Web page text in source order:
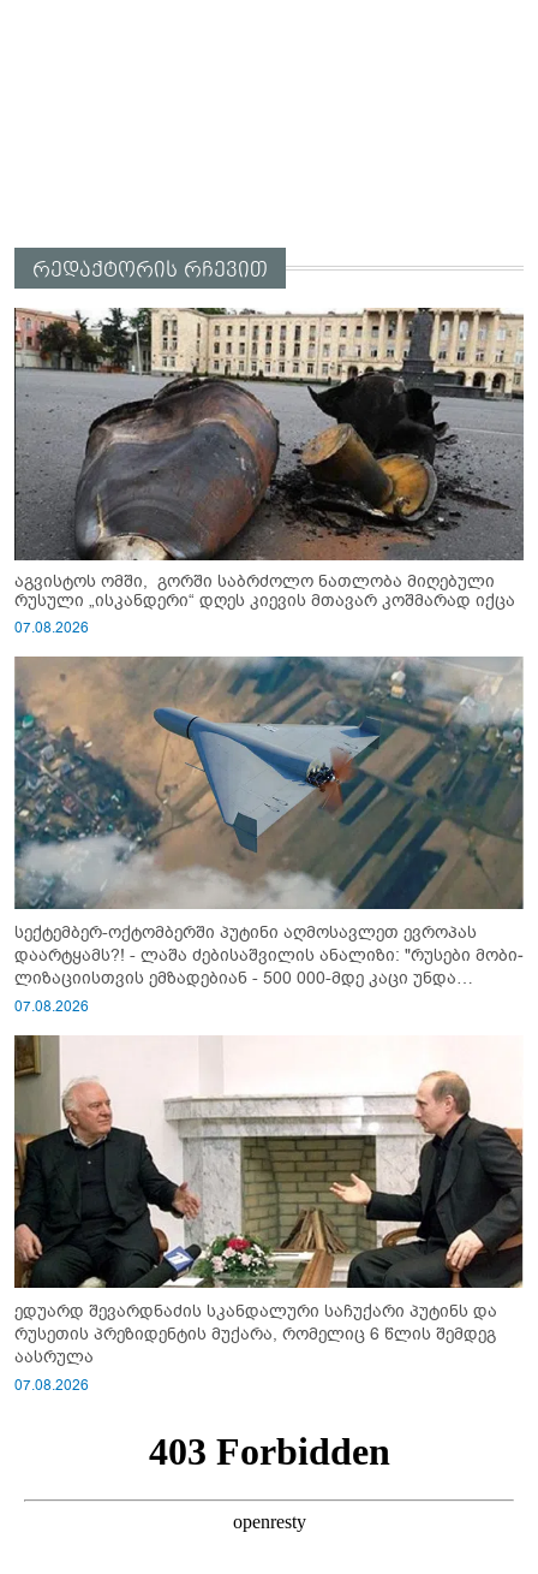
რედაქტორის რჩევით
აგვისტოს ომში, გორში საბრძოლო ნათლობა მიღებული
რუსული „ისკანდერი“ დღეს კიევის მთავარ კოშმარად იქცა
07.08.2026
სექტემბერ-ოქტომბერში პუტინი აღმოსავლეთ ევროპას
დაარტყამს?! - ლაშა ძებისაშვილის ანალიზი: "რუსები მობი­
ლიზაციისთვის ემზადებიან - 500 000-მდე კაცი უნდა
გაიწვიონ ომში"
07.08.2026
ედუარდ შევარდნაძის სკანდალური საჩუქარი პუტინს და
რუსეთის პრეზიდენტის მუქარა, რომელიც 6 წლის შემდეგ
აასრულა
07.08.2026